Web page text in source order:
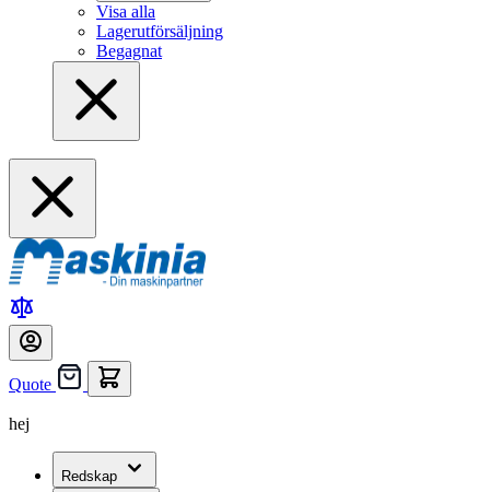
Visa alla
Lagerutförsäljning
Begagnat
Quote
hej
Redskap